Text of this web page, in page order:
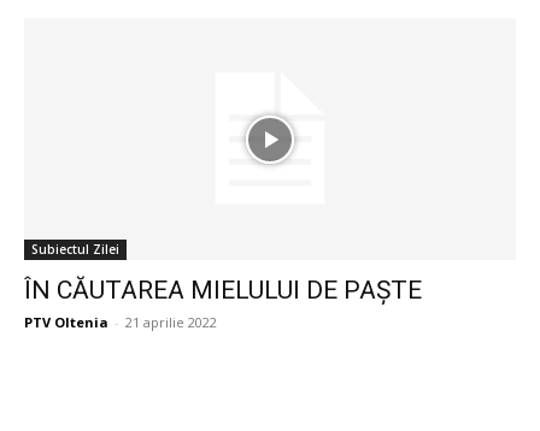
Subiectul Zilei
ÎN CĂUTAREA MIELULUI DE PAȘTE
PTV Oltenia - 21 aprilie 2022